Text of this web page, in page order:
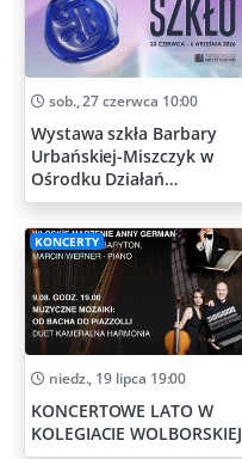
sob., 27 czerwca 10:00
Wystawa szkła Barbary
Urbańskiej-Miszczyk w
Ośrodku Działań
Artystycznych
KONCERTY
niedz., 19 lipca 19:00
KONCERTOWE LATO W
KOLEGIACIE WOLBORSKIEJ